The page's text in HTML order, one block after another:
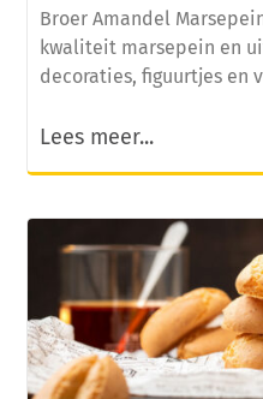
Broer Amandel
kwaliteit marsepein en
decoraties, figuurtjes en
Lees meer...